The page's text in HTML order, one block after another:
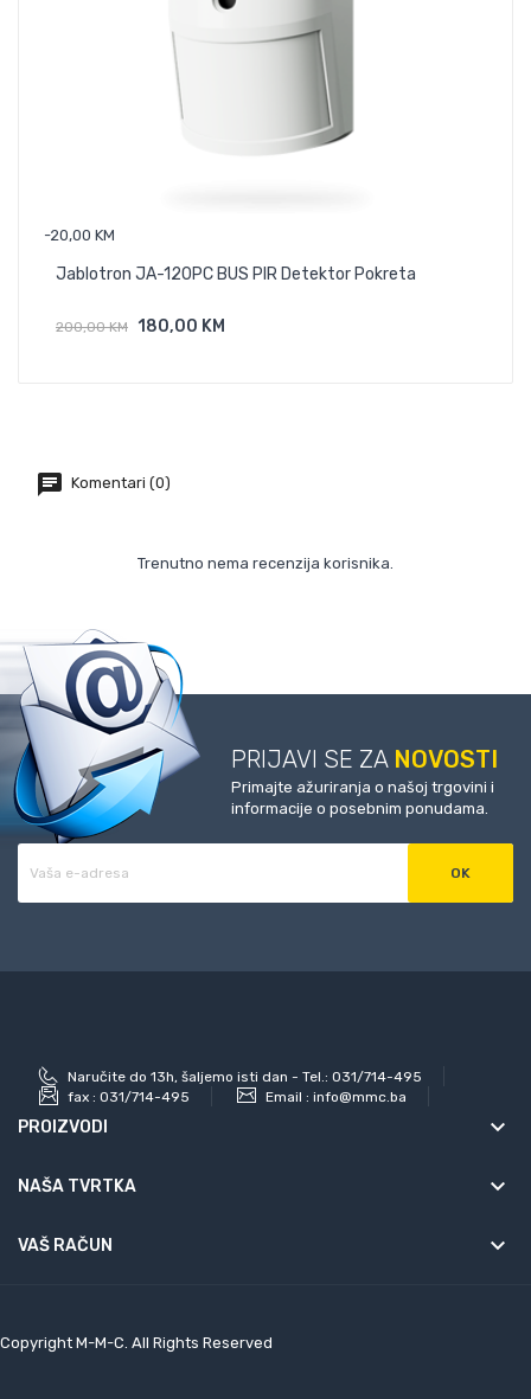
-20,00 KM
Jablotron JA-120PC BUS PIR Detektor Pokreta
200,00 KM 180,00 KM
Dodaj U Košaricu
Komentari (0)
Trenutno nema recenzija korisnika.
PRIJAVI SE ZA NOVOSTI
Primajte ažuriranja o našoj trgovini i
informacije o posebnim ponudama.
Naručite do 13h, šaljemo isti dan - Tel.: 031/714-495
fax : 031/714-495 Email : info@mmc.ba
PROIZVODI keyboard_arrow_down
NAŠA TVRTKA keyboard_arrow_down
VAŠ RAČUN 
Copyright M-M-C. All Rights Reserved